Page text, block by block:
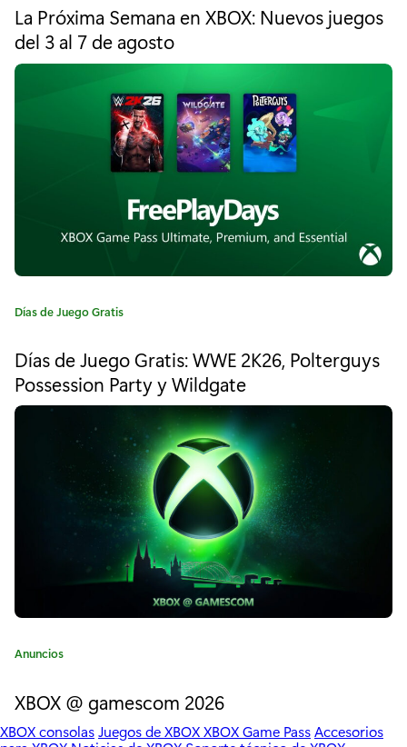
b
u
n
d
l
l
e
g
a
X
b
o
x
S
e
r
|
e
g
o
La Próxima Semana en XBOX: Nuevos juegos
del 3 al 7 de agosto
C
e
g
o
Días de Juego Gratis
Días de Juego Gratis: WWE 2K26, Polterguys
Possession Party y Wildgate
C
e
g
Anuncios
XBOX @ gamescom 2026
XBOX consolasJuegos de XBOXXBOX Game PassAccesorios